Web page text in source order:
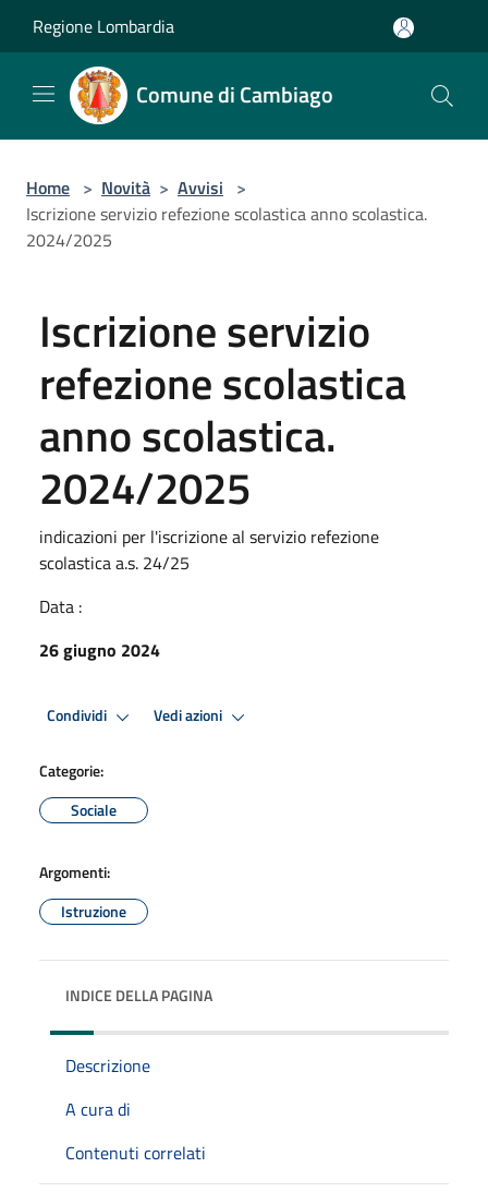
Regione Lombardia
Comune di Cambiago
Home > Novità > Avvisi >
Iscrizione servizio refezione scolastica anno scolastica.
2024/2025
Iscrizione servizio
refezione scolastica
anno scolastica.
2024/2025
indicazioni per l'iscrizione al servizio refezione
scolastica a.s. 24/25
Data :
26 giugno 2024
Condividi Vedi azioni
Categorie:
Sociale
Argomenti:
Istruzione
INDICE DELLA PAGINA
Descrizione
A cura di
Contenuti correlati